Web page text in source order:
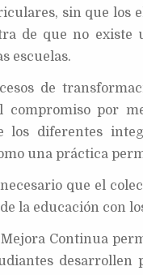
sin que los
de que no
escuelas.
de
compromiso por
los diferentes
una práctica
que el
la educación con
Mejora Continua
desarrollen